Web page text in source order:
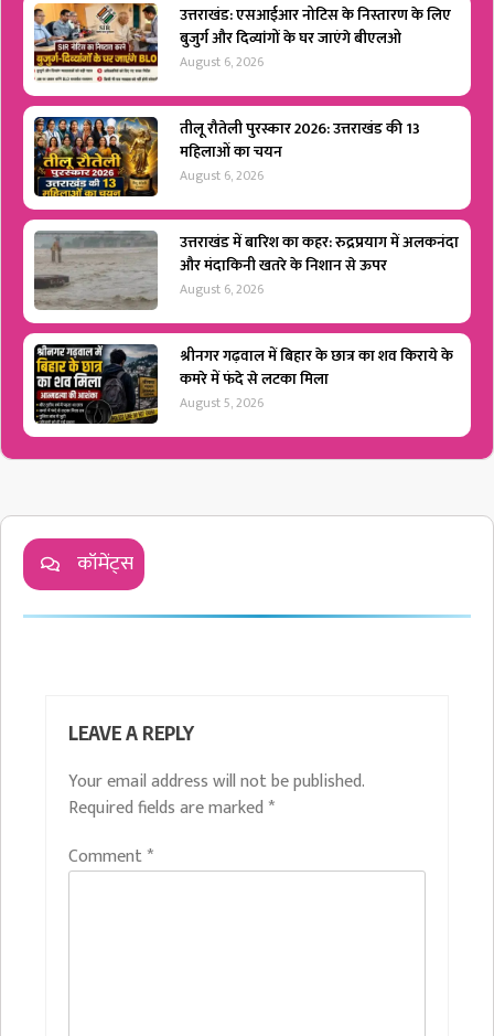
उत्तराखंड: एसआईआर नोटिस के निस्तारण के लिए
बुजुर्ग और दिव्यांगों के घर जाएंगे बीएलओ
August 6, 2026
तीलू रौतेली पुरस्कार 2026: उत्तराखंड की 13
महिलाओं का चयन
August 6, 2026
उत्तराखंड में बारिश का कहर: रुद्रप्रयाग में अलकनंदा
और मंदाकिनी खतरे के निशान से ऊपर
August 6, 2026
श्रीनगर गढ़वाल में बिहार के छात्र का शव किराये के
कमरे में फंदे से लटका मिला
August 5, 2026
कॉमेंट्स
LEAVE A REPLY
Your email address will not be published.
Required fields are marked *
Comment*